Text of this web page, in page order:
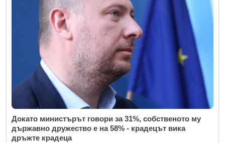
Докато министърът говори за 31%, собственото му
държавно дружество е на 58% - крадецът вика
дръжте крадеца